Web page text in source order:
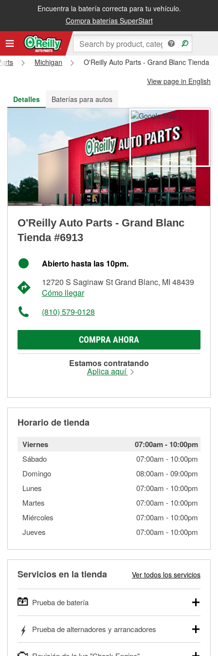
Encuentra la batería correcta para tu vehículo.
Compra baterías SuperStart
Recibe tu orden gratis al día siguiente o recógela en la tienda
Michigan
O'Reilly Auto Parts - Grand Blanc Tienda
View page in English
Detalles
Baterías para autos
O'Reilly Auto Parts - Grand Blanc
Tienda #6913
Abierto hasta las 10pm.
12720 S Saginaw St Grand Blanc, MI 48439
Cómo llegar
(810) 579-0128
COMPRA AHORA
Estamos contratando
Aplica aquí
Horario de tienda
Viernes 07:00am- 10:00pm
Sábado 07:00am - 10:00pm
Domingo
08:00am -09:00pm
Lunes
07:00am - 10:00pm
Martes
07:00am - 10:00pm
Miércoles
07:00am - 10:00pm
Jueves
07:00am - 10:00pm
Servicios en la tienda Ver todos los servicios
Prueba de batería
autos, camionetas, SUVs, vehículos comerciales y
pesados, y para deportes motorizados. Las baterías
pueden probarse dentro o fuera del vehículo y cargarse en
Prueba de alternadores y arrancadores